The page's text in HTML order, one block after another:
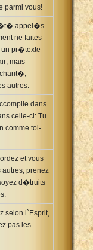
parmi vous!
�t� appel�s
ne faites
pr�texte
mais
autres.
dans
celle-ci: Tu
comme toi-
et vous
prenez
d�truits
selon l`Esprit,
pas les